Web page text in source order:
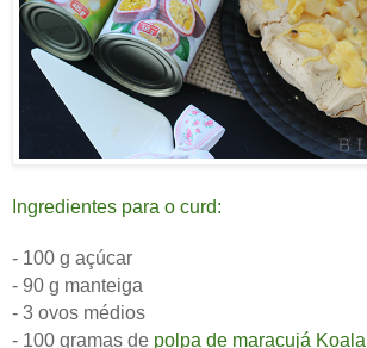
Ingredientes para o curd:
- 100 g açúcar
- 90 g manteiga
- 3 ovos médios
- 100 gramas de polpa de maracujá Koala